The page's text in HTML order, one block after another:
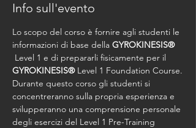
Info sull'evento
Lo scopo del corso è fornire agli studenti le
informazioni di base della GYROKINESIS®
Level 1 e di prepararli fisicamente per il
GYROKINESIS® Level 1 Foundation Course.
Durante questo corso gli studenti si
concentreranno sulla propria esperienza e
svilupperanno una comprensione personale
degli esercizi del Level 1 Pre-Training